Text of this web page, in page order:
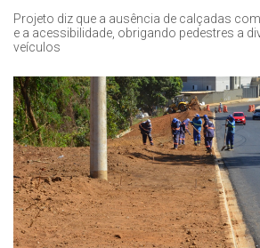
Projeto diz que a ausência de calçadas
e a acessibilidade, obrigando pedestres a
veículos